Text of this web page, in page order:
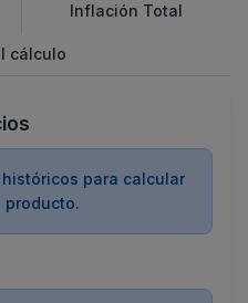
Inflación Total
cálculo
para calcular